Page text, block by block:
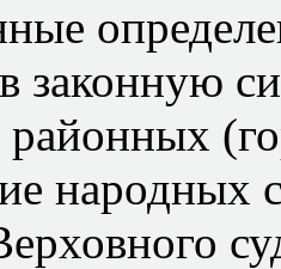
законную
районных
народных